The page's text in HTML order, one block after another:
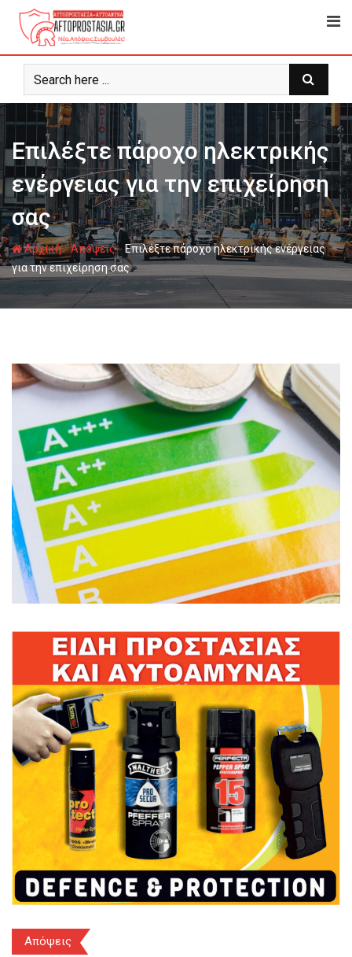
Ψάχνω
για...
Επιλέξτε πάροχο ηλεκτρικής
ενέργειας για την επιχείρηση
σας
Αρχική-Απόψεις- Επιλέξτε πάροχο ηλεκτρικής ενέργειας
για την επιχείρηση σας
Απόψεις